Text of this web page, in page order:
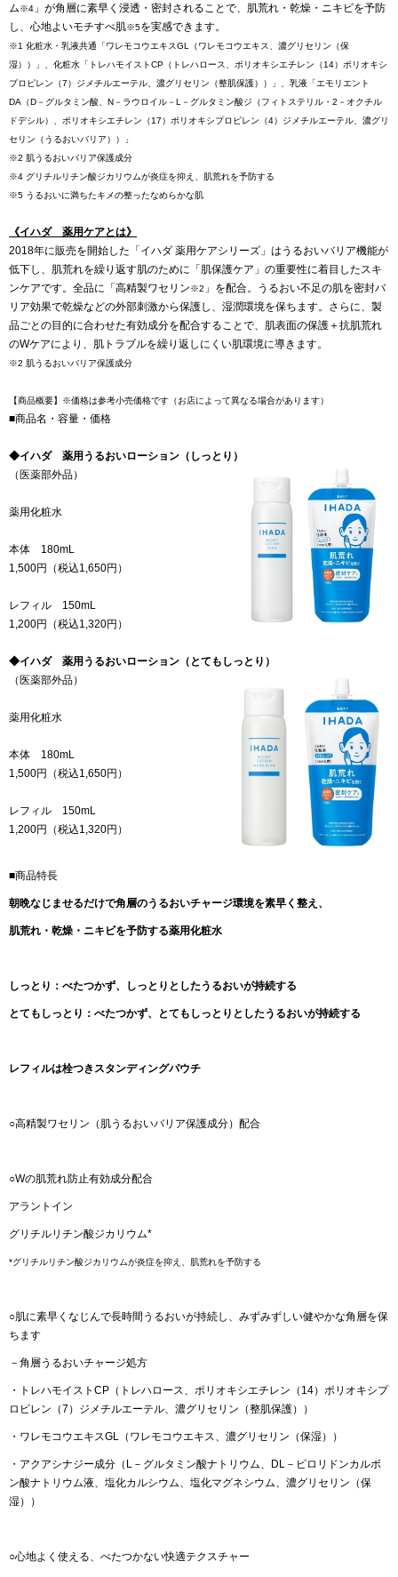
ム※4 」が角層に素早く浸透・密封されることで、肌荒れ・乾燥・ニキビを予防
し、心地よいモチすべ肌※5を実感できます。
※1 化粧水・乳液共通「ワレモコウエキスGL（ワレモコウエキス、濃グリセリン（保
湿））」、化粧水「トレハモイストCP（トレハロース、ポリオキシエチレン（14）ポリオキシ
プロピレン（7）ジメチルエーテル、濃グリセリン（整肌保護））」、乳液「エモリエント
DA（D－グルタミン酸、N－ラウロイル－L－グルタミン酸ジ（フィトステリル・2－オクチル
ドデシル）、ポリオキシエチレン（17）ポリオキシプロピレン（4）ジメチルエーテル、濃グリ
セリン（うるおいバリア））」
※2 肌うるおいバリア保護成分
※4 グリチルリチン酸ジカリウムが炎症を抑え、肌荒れを予防する
※5 うるおいに満ちたキメの整ったなめらかな肌
《イハダ 薬用ケアとは》
2018年に販売を開始した「イハダ 薬用ケアシリーズ」はうるおいバリア機能が
低下し、肌荒れを繰り返す肌のために「肌保護ケア」の重要性に着目したスキ
ンケアです。全品に「高精製ワセリン※2 」を配合。うるおい不足の肌を密封バ
リア効果で乾燥などの外部刺激から保護し、湿潤環境を保ちます。さらに、製
品ごとの目的に合わせた有効成分を配合することで、肌表面の保護＋抗肌荒れ
のWケアにより、肌トラブルを繰り返しにくい肌環境に導きます。
※2 肌うるおいバリア保護成分
【商品概要】※価格は参考小売価格です（お店によって異なる場合があります）
■商品名・容量・価格
◆イハダ 薬用うるおいローション（しっとり）
（医薬部外品）
薬用化粧水
本体 180mL
1,500円（税込1,650円）
レフィル 150mL
1,200円（税込1,320円）
◆イハダ 薬用うるおいローション（とてもしっとり）
（医薬部外品）
薬用化粧水
本体 180mL
1,500円（税込1,650円）
レフィル 150mL
1,200円（税込1,320円）
■商品特長
朝晩なじませるだけで角層のうるおいチャージ環境を素早く整え、
肌荒れ・乾燥・ニキビを予防する薬用化粧水
しっとり：べたつかず、しっとりとしたうるおいが持続する
とてもしっとり：べたつかず、とてもしっとりとしたうるおいが持続する
レフィルは栓つきスタンディングパウチ
○高精製ワセリン（肌うるおいバリア保護成分）配合
○Wの肌荒れ防止有効成分配合
アラントイン
グリチルリチン酸ジカリウム*
*グリチルリチン酸ジカリウムが炎症を抑え、肌荒れを予防する
○肌に素早くなじんで長時間うるおいが持続し、みずみずしい健やかな角層を保
ちます
－角層うるおいチャージ処方
・トレハモイストCP（トレハロース、ポリオキシエチレン（14）ポリオキシプ
ロピレン（7）ジメチルエーテル、濃グリセリン（整肌保護））
・ワレモコウエキスGL（ワレモコウエキス、濃グリセリン（保湿））
・アクアシナジー成分（L－グルタミン酸ナトリウム、DL－ピロリドンカルボ
ン酸ナトリウム液、塩化カルシウム、塩化マグネシウム、濃グリセリン（保
湿））
○心地よく使える、べたつかない快適テクスチャー